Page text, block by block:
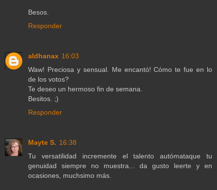
Besos.
Responder
aldhanax 16:03
Waw! Preciosa y sensual. Me encantó! Cómo te fue en lo
de los votos?
Te deseo un hermoso fin de semana.
Besitos. ;)
Responder
Mayte S. 16:38
Tu versatilidad incremente el talento autómataque tu
genuidad siempre no muestra... da gusto leerte y en
ocasiones, muchsimo más.